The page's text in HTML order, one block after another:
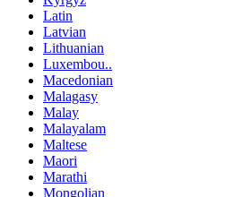
Latin
Latvian
Lithuanian
Luxembou..
Macedonian
Malagasy
Malay
Malayalam
Maltese
Maori
Marathi
Mongolian